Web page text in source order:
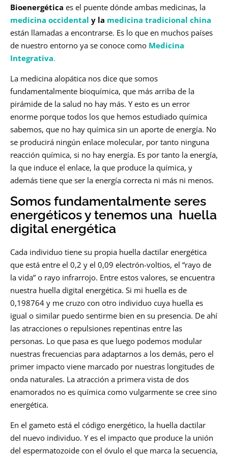
Bioenergética es el puente dónde ambas medicinas, la
medicina occidental y la medicina tradicional china
están llamadas a encontrarse. Es lo que en muchos países
de nuestro entorno ya se conoce como Medicina
Integrativa.
La medicina alopática nos dice que somos
fundamentalmente bioquímica, que más arriba de la
pirámide de la salud no hay más. Y esto es un error
enorme porque todos los que hemos estudiado química
sabemos, que no hay química sin un aporte de energía. No
se producirá ningún enlace molecular, por tanto ninguna
reacción química, si no hay energía. Es por tanto la energía,
la que induce el enlace, la que produce la química, y
además tiene que ser la energía correcta ni más ni menos.
Somos fundamentalmente seres
energéticos y tenemos una huella
digital energética
Cada individuo tiene su propia huella dactilar energética
que está entre el 0,2 y el 0,09 electrón-voltios, el “rayo de
la vida” o rayo infrarrojo. Entre estos valores, se encuentra
nuestra huella digital energética. Si mi huella es de
0,198764 y me cruzo con otro individuo cuya huella es
igual o similar puedo sentirme bien en su presencia. De ahí
las atracciones o repulsiones repentinas entre las
personas. Lo que pasa es que luego podemos modular
nuestras frecuencias para adaptarnos a los demás, pero el
primer impacto viene marcado por nuestras longitudes de
onda naturales. La atracción a primera vista de dos
enamorados no es química como vulgarmente se cree sino
energética.
En el gameto está el código energético, la huella dactilar
del nuevo individuo. Y es el impacto que produce la unión
del espermatozoide con el óvulo el que marca la secuencia,